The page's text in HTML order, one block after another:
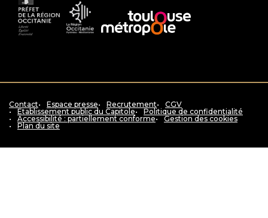
Préfet
de
La
Région
Accès
au
Contact Espace presse Recrutement
CGV
Etablissement public du Capitole
Politique de confidentialité
Accessibilité : partiellement conforme
Gestion des cookies
Plan du site